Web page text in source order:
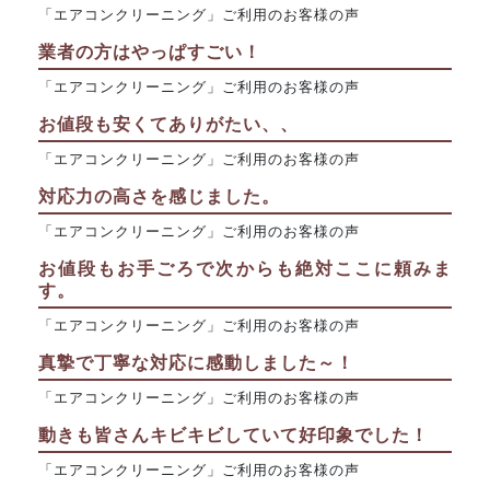
「エアコンクリーニング」ご利用のお客様の声
業者の方はやっぱすごい！
「エアコンクリーニング」ご利用のお客様の声
お値段も安くてありがたい、、
「エアコンクリーニング」ご利用のお客様の声
対応力の高さを感じました。
「エアコンクリーニング」ご利用のお客様の声
お値段もお手ごろで次からも絶対ここに頼みま
す。
「エアコンクリーニング」ご利用のお客様の声
真摯で丁寧な対応に感動しました～！
「エアコンクリーニング」ご利用のお客様の声
動きも皆さんキビキビしていて好印象でした！
「エアコンクリーニング」ご利用のお客様の声